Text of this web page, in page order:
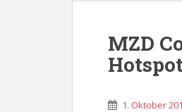
MZD
1. Oktober